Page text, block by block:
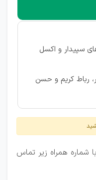
سپیدار و اکسل
رباط کریم و حسن
شماره همراه زیر تماس